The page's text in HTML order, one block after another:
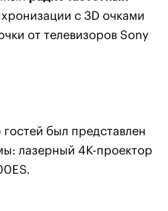
с 3D очками
от телевизоров Sony
был представлен
лазерный 4К-проектор